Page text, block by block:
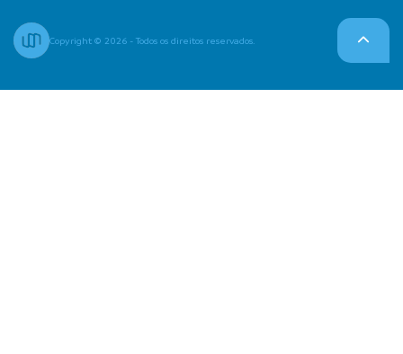
Copyright © 2026 - Todos os direitos reservados.